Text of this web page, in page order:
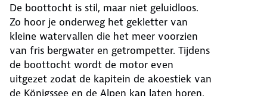
De boottocht is stil, maar niet geluidloos.
Zo hoor je onderweg het gekletter van
kleine watervallen die het meer voorzien
van fris bergwater en getrompetter. Tijdens
de boottocht wordt de motor even
uitgezet zodat de kapitein de akoestiek van
de Königssee en de Alpen kan laten horen.